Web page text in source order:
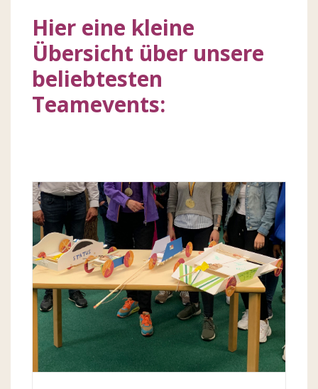
Hier eine kleine
Übersicht über unsere
beliebtesten
Teamevents: